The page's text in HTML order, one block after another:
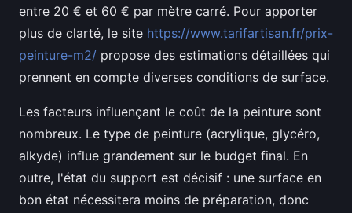
entre 20 € et 60 € par mètre carré. Pour apporter
plus de clarté, le site https://www.tarifartisan.fr/prix-
peinture-m2/ propose des estimations détaillées qui
prennent en compte diverses conditions de surface.
Les facteurs influençant le coût de la peinture sont
nombreux. Le type de peinture (acrylique, glycéro,
alkyde) influe grandement sur le budget final. En
outre, l'état du support est décisif : une surface en
bon état nécessitera moins de préparation, donc